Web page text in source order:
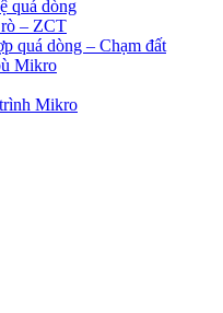
quá dòng
– ZCT
quá dòng – Chạm đất
Mikro
Mikro